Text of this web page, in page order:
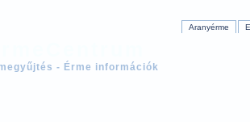
- Érme információk
Aranyérme